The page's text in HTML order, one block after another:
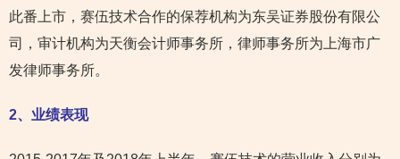
此番上市，赛伍技术合作的保荐机构为东吴证券股份有限公
司，审计机构为天衡会计师事务所，律师事务所为上海市广
发律师事务所。
2、业绩表现